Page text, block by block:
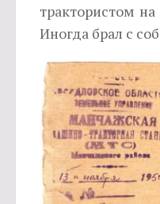
трактористом
Иногда брал с